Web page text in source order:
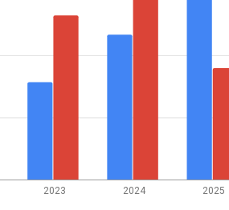
2023 2024 2025